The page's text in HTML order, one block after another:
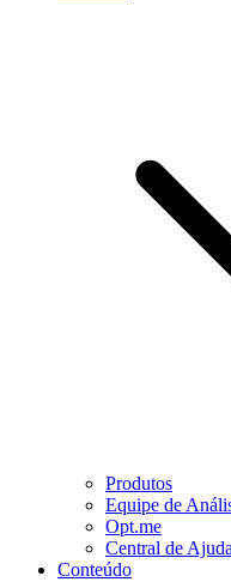
Produtos
Equipe de
Opt.me
Central de Ajuda
Conteúdo